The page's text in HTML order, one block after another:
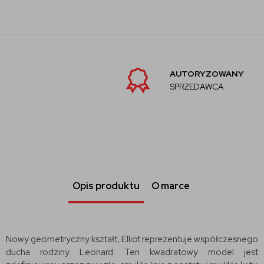
AUTORYZOWANY
SPRZEDAWCA
Opis produktu O marce
Nowy geometryczny kształt, Elliot reprezentuje współczesnego
ducha rodziny Leonard. Ten kwadratowy model jest